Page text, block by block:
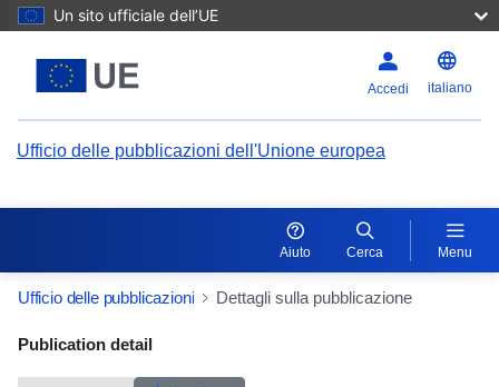
Un sito ufficiale dell’UE
Accedi italiano
Ufficio delle pubblicazioni dell'Unione europea
Aiuto Cerca Menu
Ufficio delle pubblicazioni Dettagli sulla pubblicazione
Publication Detail Actions Portlet
Valutazione utente
Publication detail